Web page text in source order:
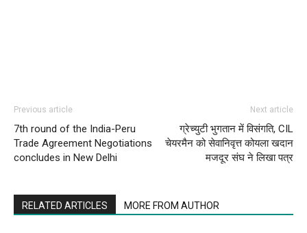
Previous article
7th round of the India-Peru
Trade Agreement Negotiations
concludes in New Delhi
Next article
ग्रेच्युटी भुगतान में विसंगति, CIL
चेयरमैन को सेवानिवृत्त कोयला खदान
मजदूर संघ ने लिखा पत्र
RELATED ARTICLES MORE FROM AUTHOR